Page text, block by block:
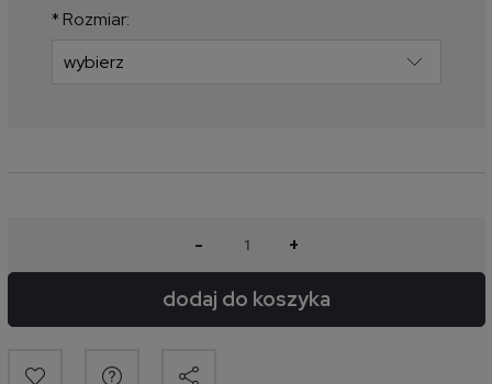
* Rozmiar:
- +
dodaj do koszyka